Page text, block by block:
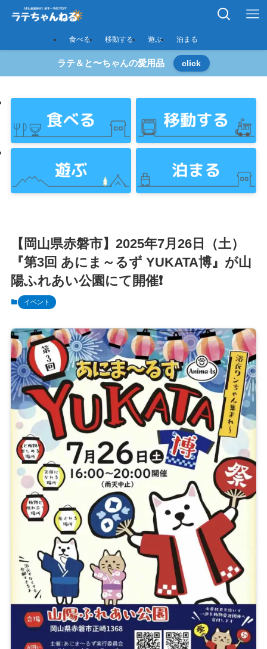
食べる 移動する 遊ぶ 泊まる
ラテ＆と〜ちゃんの愛用品 click
【岡山県赤磐市】2025年7月26日（土）
『第3回 あにま～るず YUKATA博』が山
陽ふれあい公園にて開催❗️
イベント